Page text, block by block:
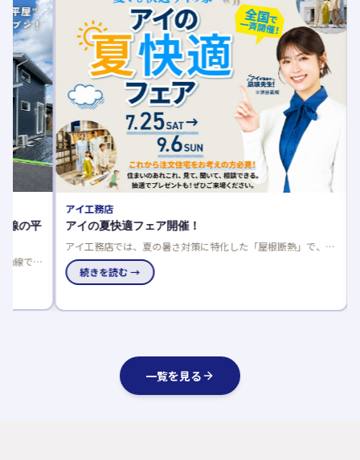
アイ工務店
アイの夏快適フェア開催！
アイ工務店では、夏の暑さ対策に特化した「屋根断熱」で、数
値だけでは分からない本当の涼しさをモデルハウスで体感でき
るフェアを開催中です。
続きを読む →
廃材ア
一覧を見る